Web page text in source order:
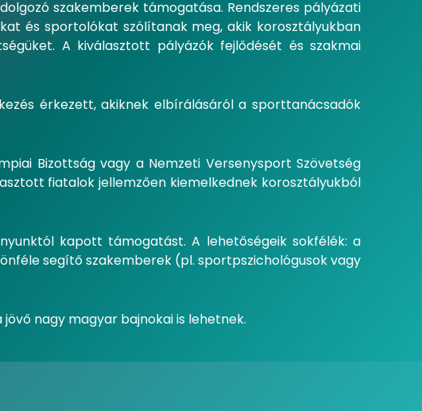
szakemberek támogatása. Rendszeres pályázati
és sportolókat szólítanak meg, akik korosztályukban
A kiválasztott pályázók fejlődését és szakmai
érkezett, akiknek elbírálásáról a sporttanácsadók
Bizottság vagy a Nemzeti Versenysport Szövetség
fiatalok jellemzően kiemelkednek korosztályukból
kapott támogatást. A lehetőségeik sokfélék: a
segítő szakemberek (pl. sportpszichológusok vagy
nagy magyar bajnokai is lehetnek.